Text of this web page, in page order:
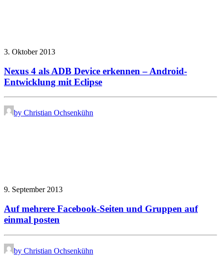
3. Oktober 2013
Nexus 4 als ADB Device erkennen – Android-
Entwicklung mit Eclipse
by Christian Ochsenkühn
9. September 2013
Auf mehrere Facebook-Seiten und Gruppen auf
einmal posten
by Christian Ochsenkühn